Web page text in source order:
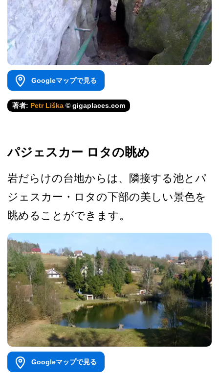
Googleマップで見る
著者: Petr Liška © gigaplaces.com
パジェスカー ロタの眺め
岩だらけの台地からは、隣接­する池とパ
ジェスカー・ロタの下部の美しい景色を
眺­めることができます。
Googleマップで見る